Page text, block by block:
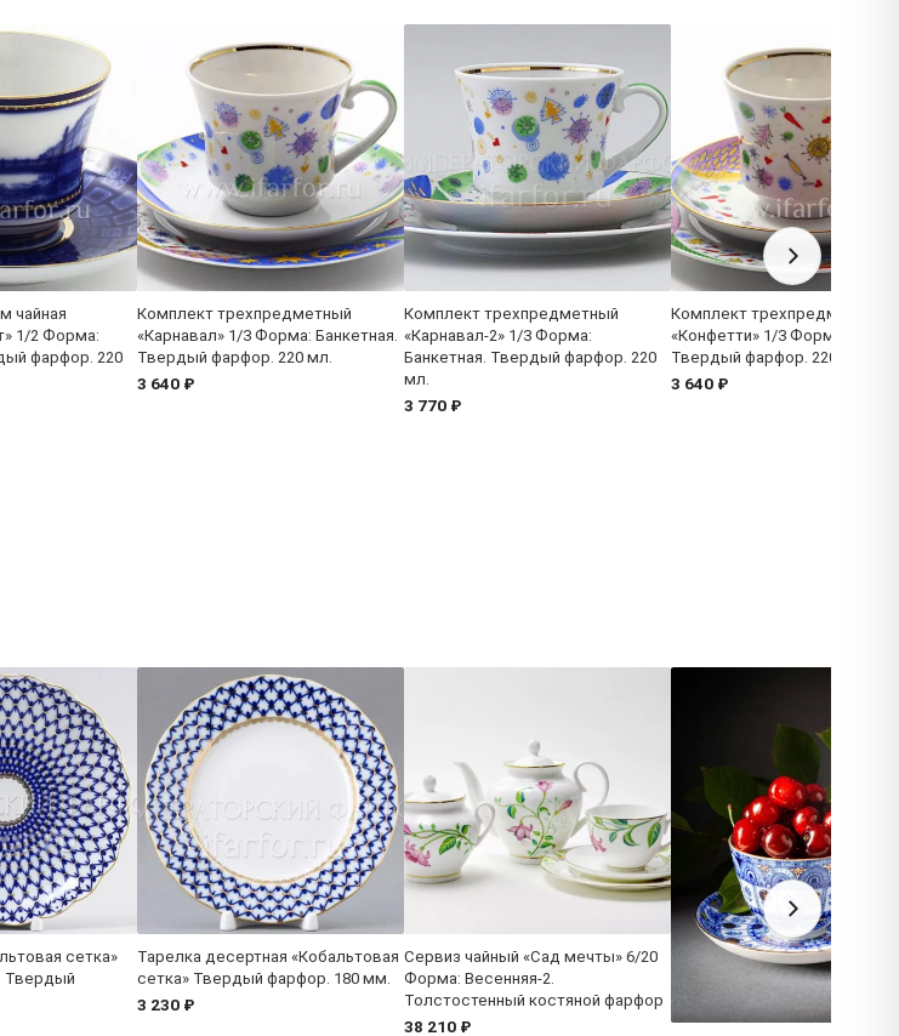
чайная
1/2 Форма:
фарфор. 220
Комплект трехпредметный
«Карнавал» 1/3 Форма: Банкетная.
Твердый фарфор. 220 мл.
3 640 ₽
Комплект трехпредметный
«Карнавал-2» 1/3 Форма:
Банкетная. Твердый фарфор. 220
мл.
3 770 ₽
Комплект трехпредметный
«Конфетти» 1/3 Форма:
Твердый фарфор. 220 мл.
3 640 ₽
сетка»
Твердый
Тарелка десертная «Кобальтовая
сетка» Твердый фарфор. 180 мм.
3 230 ₽
Сервиз чайный «Сад мечты» 6/20
Форма: Весенняя-2.
Толстостенный костяной фарфор
38 210 ₽